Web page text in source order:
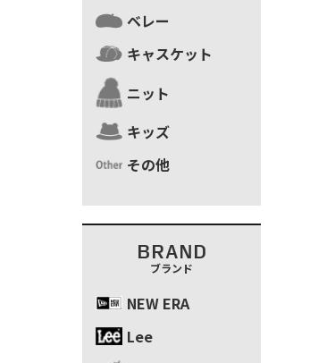
ベレー
キャスケット
ニット
キッズ
その他
BRAND
ブランド
NEW ERA
Lee